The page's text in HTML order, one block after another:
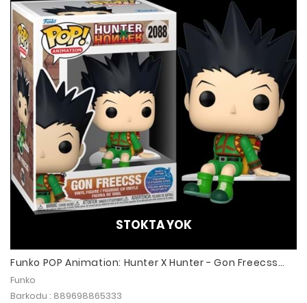
STOKTA YOK
Funko POP Animation: Hunter X Hunter - Gon Freecss
(Shelf Sitter)
Funko
Barkodu : 889698865333